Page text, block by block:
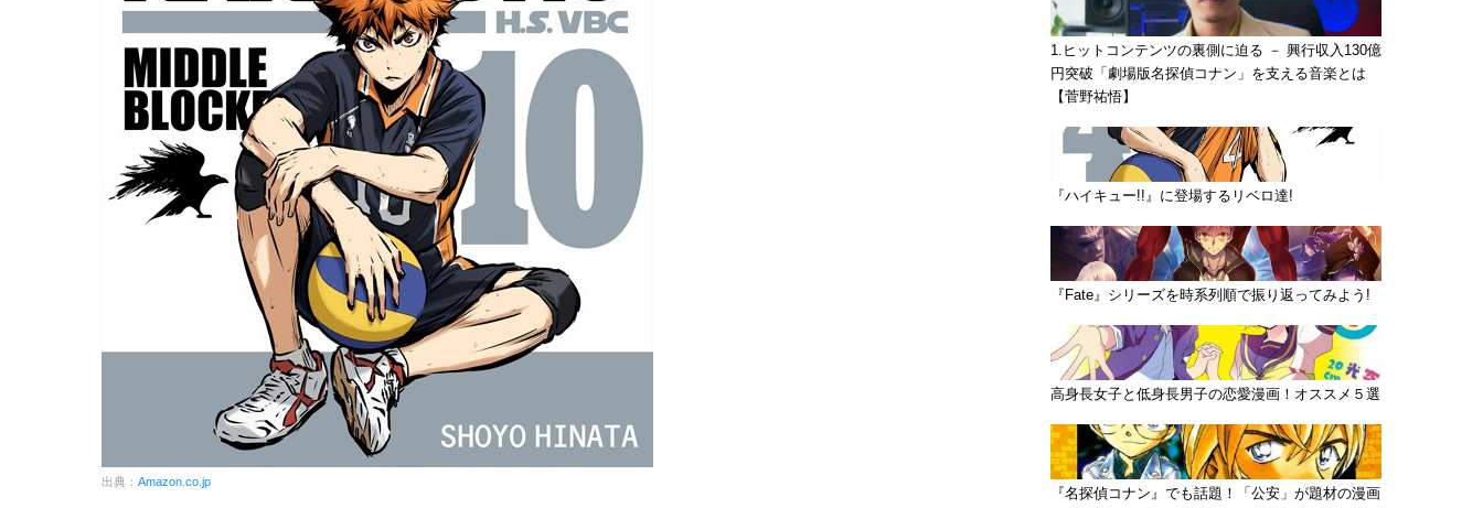
出典： Amazon.co.jp
1.ヒットコンテンツの裏側に迫る － 興行収入130億
円突破「劇場版名探偵コナン」を支える音楽とは
【菅野祐悟】
『ハイキュー!!』に登場するリベロ達!
『Fate』シリーズを時系列順で振り返ってみよう!
高身長女子と低身長男子の恋愛漫画！オススメ５選
『名探偵コナン』でも話題！「公安」が題材の漫画